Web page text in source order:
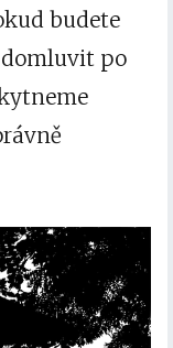
budete
po